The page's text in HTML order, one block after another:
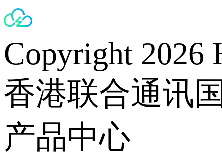
Copyright 2026
香港联合通讯
产品中心